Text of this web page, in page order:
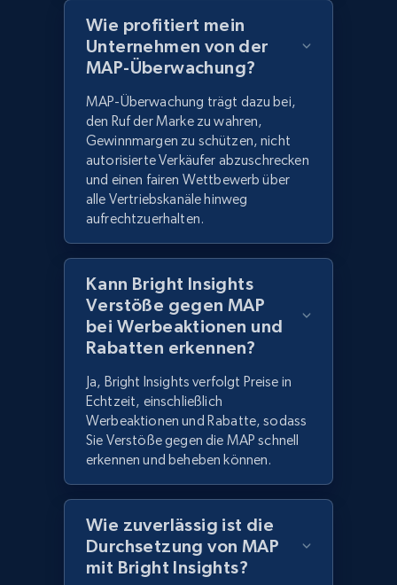
Wie profitiert mein
Unternehmen von der
MAP-Überwachung?
MAP-Überwachung trägt dazu bei,
den Ruf der Marke zu wahren,
Gewinnmargen zu schützen, nicht
autorisierte Verkäufer abzuschrecken
und einen fairen Wettbewerb über
alle Vertriebskanäle hinweg
aufrechtzuerhalten.
Kann Bright Insights
Verstöße gegen MAP
bei Werbeaktionen und
Rabatten erkennen?
Ja, Bright Insights verfolgt Preise in
Echtzeit, einschließlich
Werbeaktionen und Rabatte, sodass
Sie Verstöße gegen die MAP schnell
erkennen und beheben können.
Wie zuverlässig ist die
Durchsetzung von MAP
mit Bright Insights?